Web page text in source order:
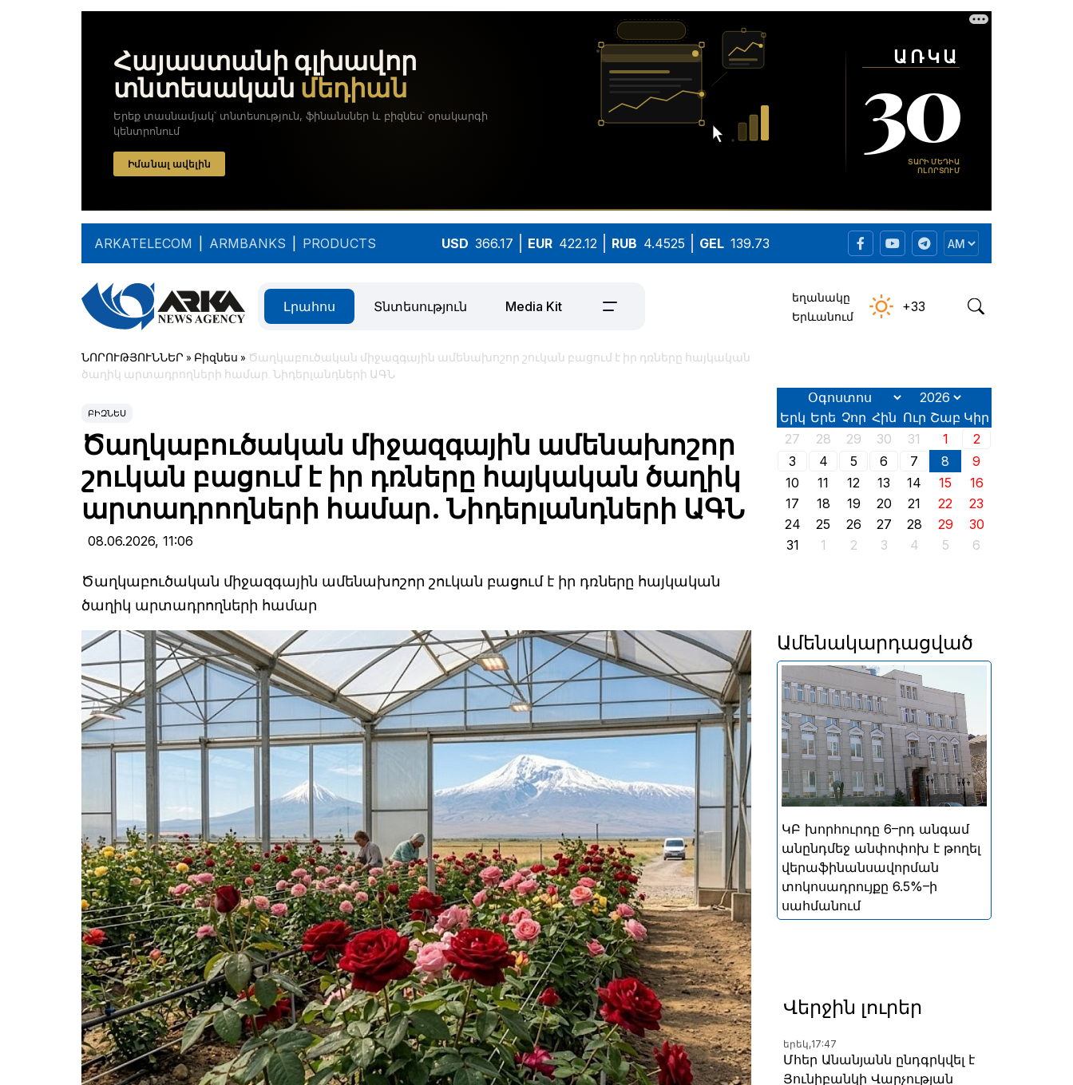
ARKATELECOM ARMBANKS PRODUCTS USD 366.17 EUR 422.12 RUB 4.4525 GEL 139.73
Լրահոս Տնտեսություն Media Kit
եղանակը
Երևանում
+33
ՆՈՐՈՒԹՅՈՒՆՆԵՐ » Բիզնես » Ծաղկաբուծական միջազգային ամենախոշոր շուկան բացում է իր դռները հայկական
ծաղիկ արտադրողների համար. Նիդերլանդների ԱԳՆ
ԲԻԶՆԵՍ
Ծաղկաբուծական միջազգային ամենախոշոր
շուկան բացում է իր դռները հայկական ծաղիկ
արտադրողների համար. Նիդերլանդների ԱԳՆ
08.06.2026, 11:06
Ծաղկաբուծական միջազգային ամենախոշոր շուկան բացում է իր դռները հայկական
ծաղիկ արտադրողների համար
Երկ Երե Չոր Հին Ուր Շաբ Կիր
27
28 29 30 31 1
2
3
4 5 6 7 8
9
10
11 12 13 14 15
16
17
18 19 20 21 22
23
24
25 26 27 28 29
30
31
1 2 3 4 5 6
Ամենակարդացված
Անփոփոխ են մնացել նաև
լոմբարդային ռեպոն՝ 8% և
դրամական միջոցների
ներգրավման տոկոսադրույքը՝
5%
ԿԲ խորհուրդը 6–րդ անգամ
անընդմեջ անփոփոխ է թողել
վերաֆինանսավորման
տոկոսադրույքը 6.5%–ի
սահմանում
Վերջին լուրեր
երեկ,17:47
Մհեր Անանյանն ընդգրկվել է
Յունիբանկի Վարչության